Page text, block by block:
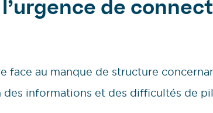
de
face au manque de structure
informations et des difficultés de